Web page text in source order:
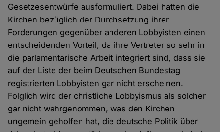
Gesetzesentwürfe ausformuliert. Dabei hatten die
Kirchen bezüglich der Durchsetzung ihrer
Forderungen gegenüber anderen Lobbyisten einen
entscheidenden Vorteil, da ihre Vertreter so sehr in
die parlamentarische Arbeit integriert sind, dass sie
auf der Liste der beim Deutschen Bundestag
registrierten Lobbyisten gar nicht erscheinen.
Folglich wird der christliche Lobbyismus als solcher
gar nicht wahrgenommen, was den Kirchen
ungemein geholfen hat, die deutsche Politik über